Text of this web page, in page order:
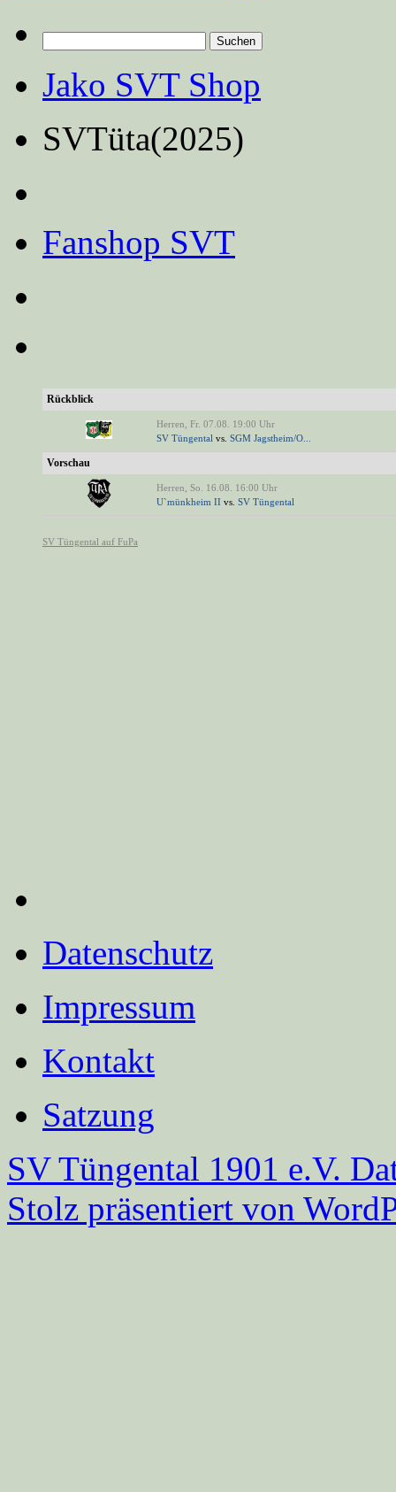
nach:
Jako SVT Shop
SVTüta(2025)
Fanshop SVT
Datenschutz
Impressum
Kontakt
Satzung
SV Tüngental 1901 e.V.
Stolz präsentiert von